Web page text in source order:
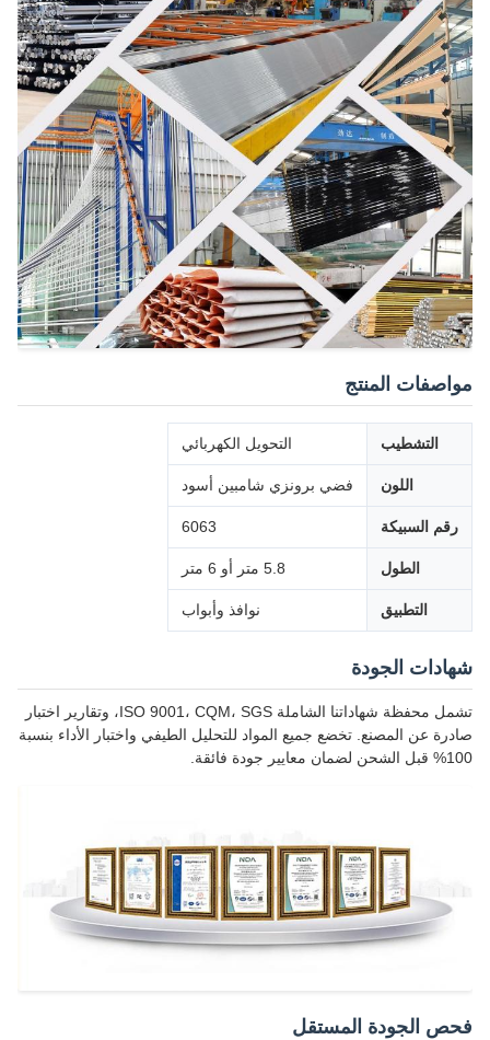
مواصفات المنتج
التشطيب التحويل الكهربائي
اللون فضي برونزي شامبين أسود
رقم السبيكة 6063
الطول 5.8 متر أو 6 متر
التطبيق نوافذ وأبواب
شهادات الجودة
تشمل محفظة شهاداتنا الشاملة ISO 9001، CQM، SGS، وتقارير اختبار
صادرة عن المصنع. تخضع جميع المواد للتحليل الطيفي واختبار الأداء بنسبة
100% قبل الشحن لضمان معايير جودة فائقة.
فحص الجودة المستقل